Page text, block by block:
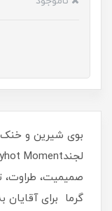
بوی شیرین و خنک
صمیمیت،
گرما برای آقایان